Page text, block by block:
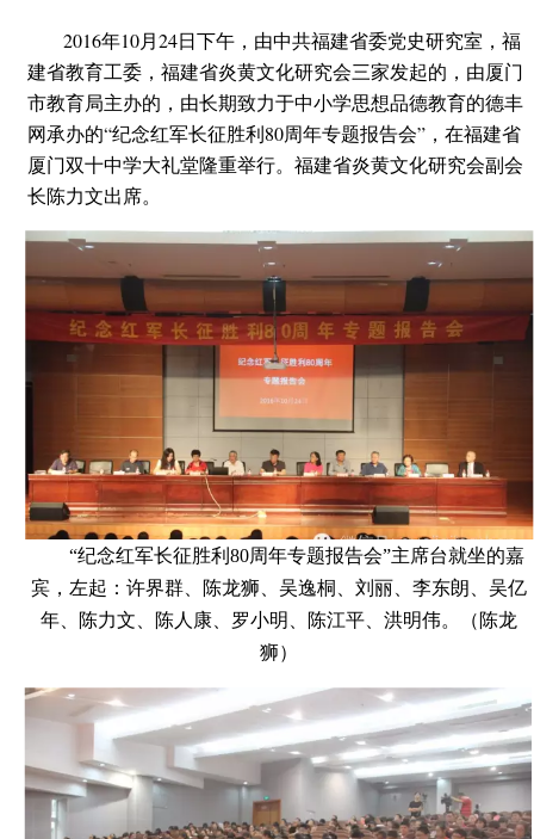
2016年10月24日下午，由中共福建省委党史研究室，福
建省教育工委，福建省炎黄文化研究会三家发起的，由厦门
市教育局主办的，由长期致力于中小学思想品德教育的德丰
网承办的“纪念红军长征胜利80周年专题报告会”，在福建省
厦门双十中学大礼堂隆重举行。福建省炎黄文化研究会副会
长陈力文出席。
“纪念红军长征胜利80周年专题报告会”主席台就坐的嘉
宾，左起：许界群、陈龙狮、吴逸桐、刘丽、李东朗、吴亿
年、陈力文、陈人康、罗小明、陈江平、洪明伟。（陈龙
狮）